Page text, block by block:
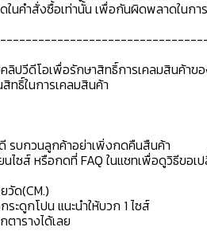
ในคำสั่งซื้อเท่านั้น เพื่อกันผิดพลาดในก
ปวีดีโอเพื่อรักษาสิทธิ์การเคลมสินค้าข
ทธิ์ในการเคลมสินค้า
รบกวนลูกค้าอย่าเพิ่งกดคืนสืนค้า
ไซส์ หรือกดที่ FAQ ในแชทเพื่อดูวิธีขอเ
วัด(CM.)
ะดูกโปน แนะนำให้บวก 1 ไซส์
ตารางได้เลย